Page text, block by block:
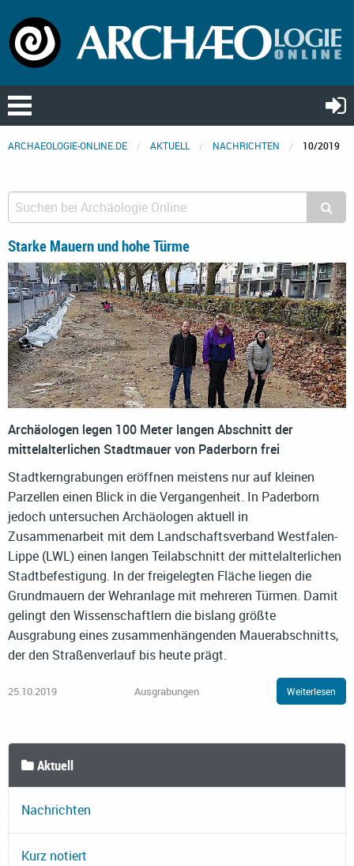
ARCHAEOLOGIE-ONLINE.DE AKTUELL NACHRICHTEN 10/2019
Starke Mauern und hohe Türme
Archäologen legen 100 Meter langen Abschnitt der
mittelalterlichen Stadtmauer von Paderborn frei
Stadtkerngrabungen eröffnen meistens nur auf kleinen
Parzellen einen Blick in die Vergangenheit. In Paderborn
jedoch untersuchen Archäologen aktuell in
Zusammenarbeit mit dem Landschaftsverband Westfalen-
Lippe (LWL) einen langen Teilabschnitt der mittelalterlichen
Stadtbefestigung. In der freigelegten Fläche liegen die
Grundmauern der Wehranlage mit mehreren Türmen. Damit
gelingt den Wissenschaftlern die bislang größte
Ausgrabung eines zusammenhängenden Mauerabschnitts,
der den Straßenverlauf bis heute prägt.
25.10.2019 Ausgrabungen Weiterlesen
Aktuell
Nachrichten
Kurz notiert